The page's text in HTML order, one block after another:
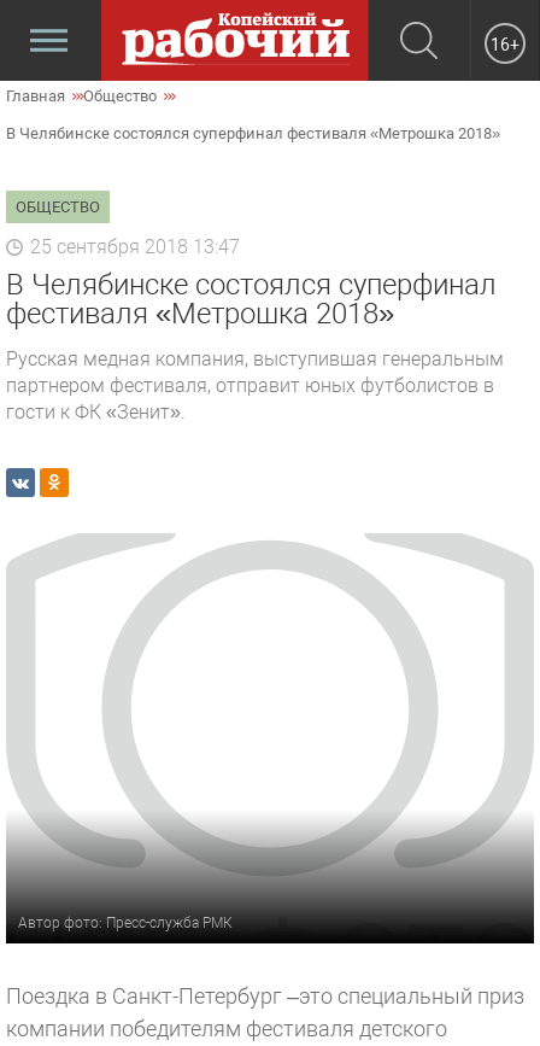
16+
Главная Общество
В Челябинске состоялся суперфинал фестиваля «Метрошка 2018»
ОБЩЕСТВО
25 сентября 2018 13:47
В Челябинске состоялся суперфинал
фестиваля «Метрошка 2018»
Русская медная компания, выступившая генеральным
партнером фестиваля, отправит юных футболистов в
гости к ФК «Зенит».
Автор фото: Пресс-служба РМК
Поездка в Санкт-Петербург –это специальный приз
компании победителям фестиваля детского